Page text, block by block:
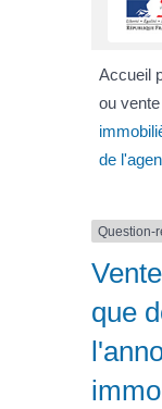
Accueil
ou
de
Question-
que